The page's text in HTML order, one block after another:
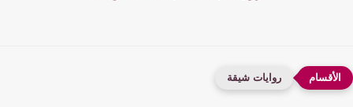
روايات شيقة